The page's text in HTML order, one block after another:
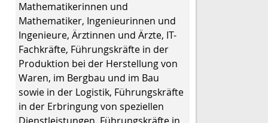
Mathematikerinnen und
Mathematiker, Ingenieurinnen und
Ingenieure, Ärztinnen und Ärzte, IT-
Fachkräfte, Führungskräfte in der
Produktion bei der Herstellung von
Waren, im Bergbau und im Bau
sowie in der Logistik, Führungskräfte
in der Erbringung von speziellen